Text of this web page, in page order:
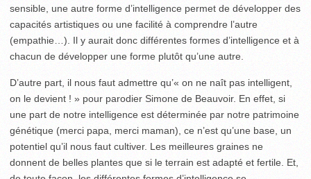
sensible, une autre forme d’intelligence permet de développer des
capacités artistiques ou une facilité à comprendre l’autre
(empathie…). Il y aurait donc différentes formes d’intelli­gence et à
chacun de développer une forme plutôt qu’une autre.
D’autre part, il nous faut admettre qu’« on ne naît pas intelligent,
on le devient ! » pour parodier Simone de Beauvoir. En effet, si
une part de notre intelligence est déterminée par notre patrimoine
génétique (merci papa, merci maman), ce n’est qu’une base, un
potentiel qu’il nous faut cultiver. Les meilleures graines ne
donnent de belles plantes que si le terrain est adapté et fertile. Et,